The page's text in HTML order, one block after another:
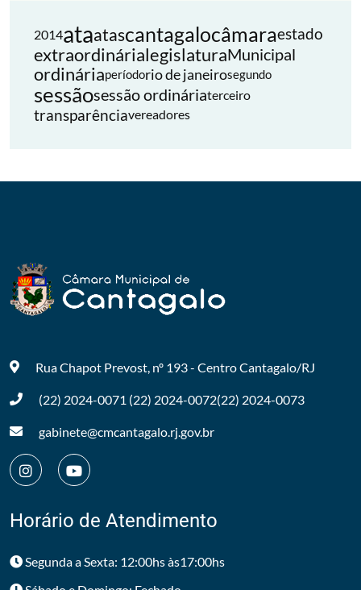
2014ataatascantagalocâmaraestado
extraordinárialegislaturaMunicipal
ordináriaperíodorio de janeirosegundo
sessãosessão ordináriaterceiro
transparênciavereadores
Rua Chapot Prevost, nº 193 - CentroCantagalo/RJ
(22) 2024-0071 (22) 2024-0072(22) 2024-0073
gabinete@cmcantagalo.rj.gov.br
Horário de Atendimento
Segunda a Sexta: 12:00hs às17:00hs